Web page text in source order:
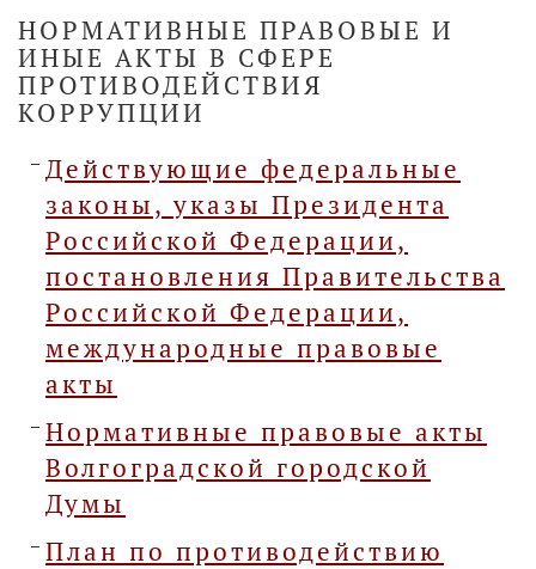
НОРМАТИВНЫЕ ПРАВОВЫЕ И
ИНЫЕ АКТЫ В СФЕРЕ
ПРОТИВОДЕЙСТВИЯ
КОРРУПЦИИ
Действующие федеральные
законы, указы Президента
Российской Федерации,
постановления Правительства
Российской Федерации,
международные правовые
акты
Нормативные правовые акты
Волгоградской городской
Думы
План по противодействию